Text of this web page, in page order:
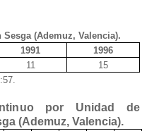
(Ademuz, Valencia).
1991
1996
11
15
por Unidad de
(Ademuz, Valencia).